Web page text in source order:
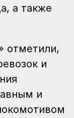
а также
отметили,
и
и